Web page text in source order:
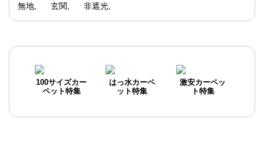
無地
玄関 非遮光
100サイズカー
ペット特集
はっ水カーペ
ット特集
激安カーペッ
ト特集